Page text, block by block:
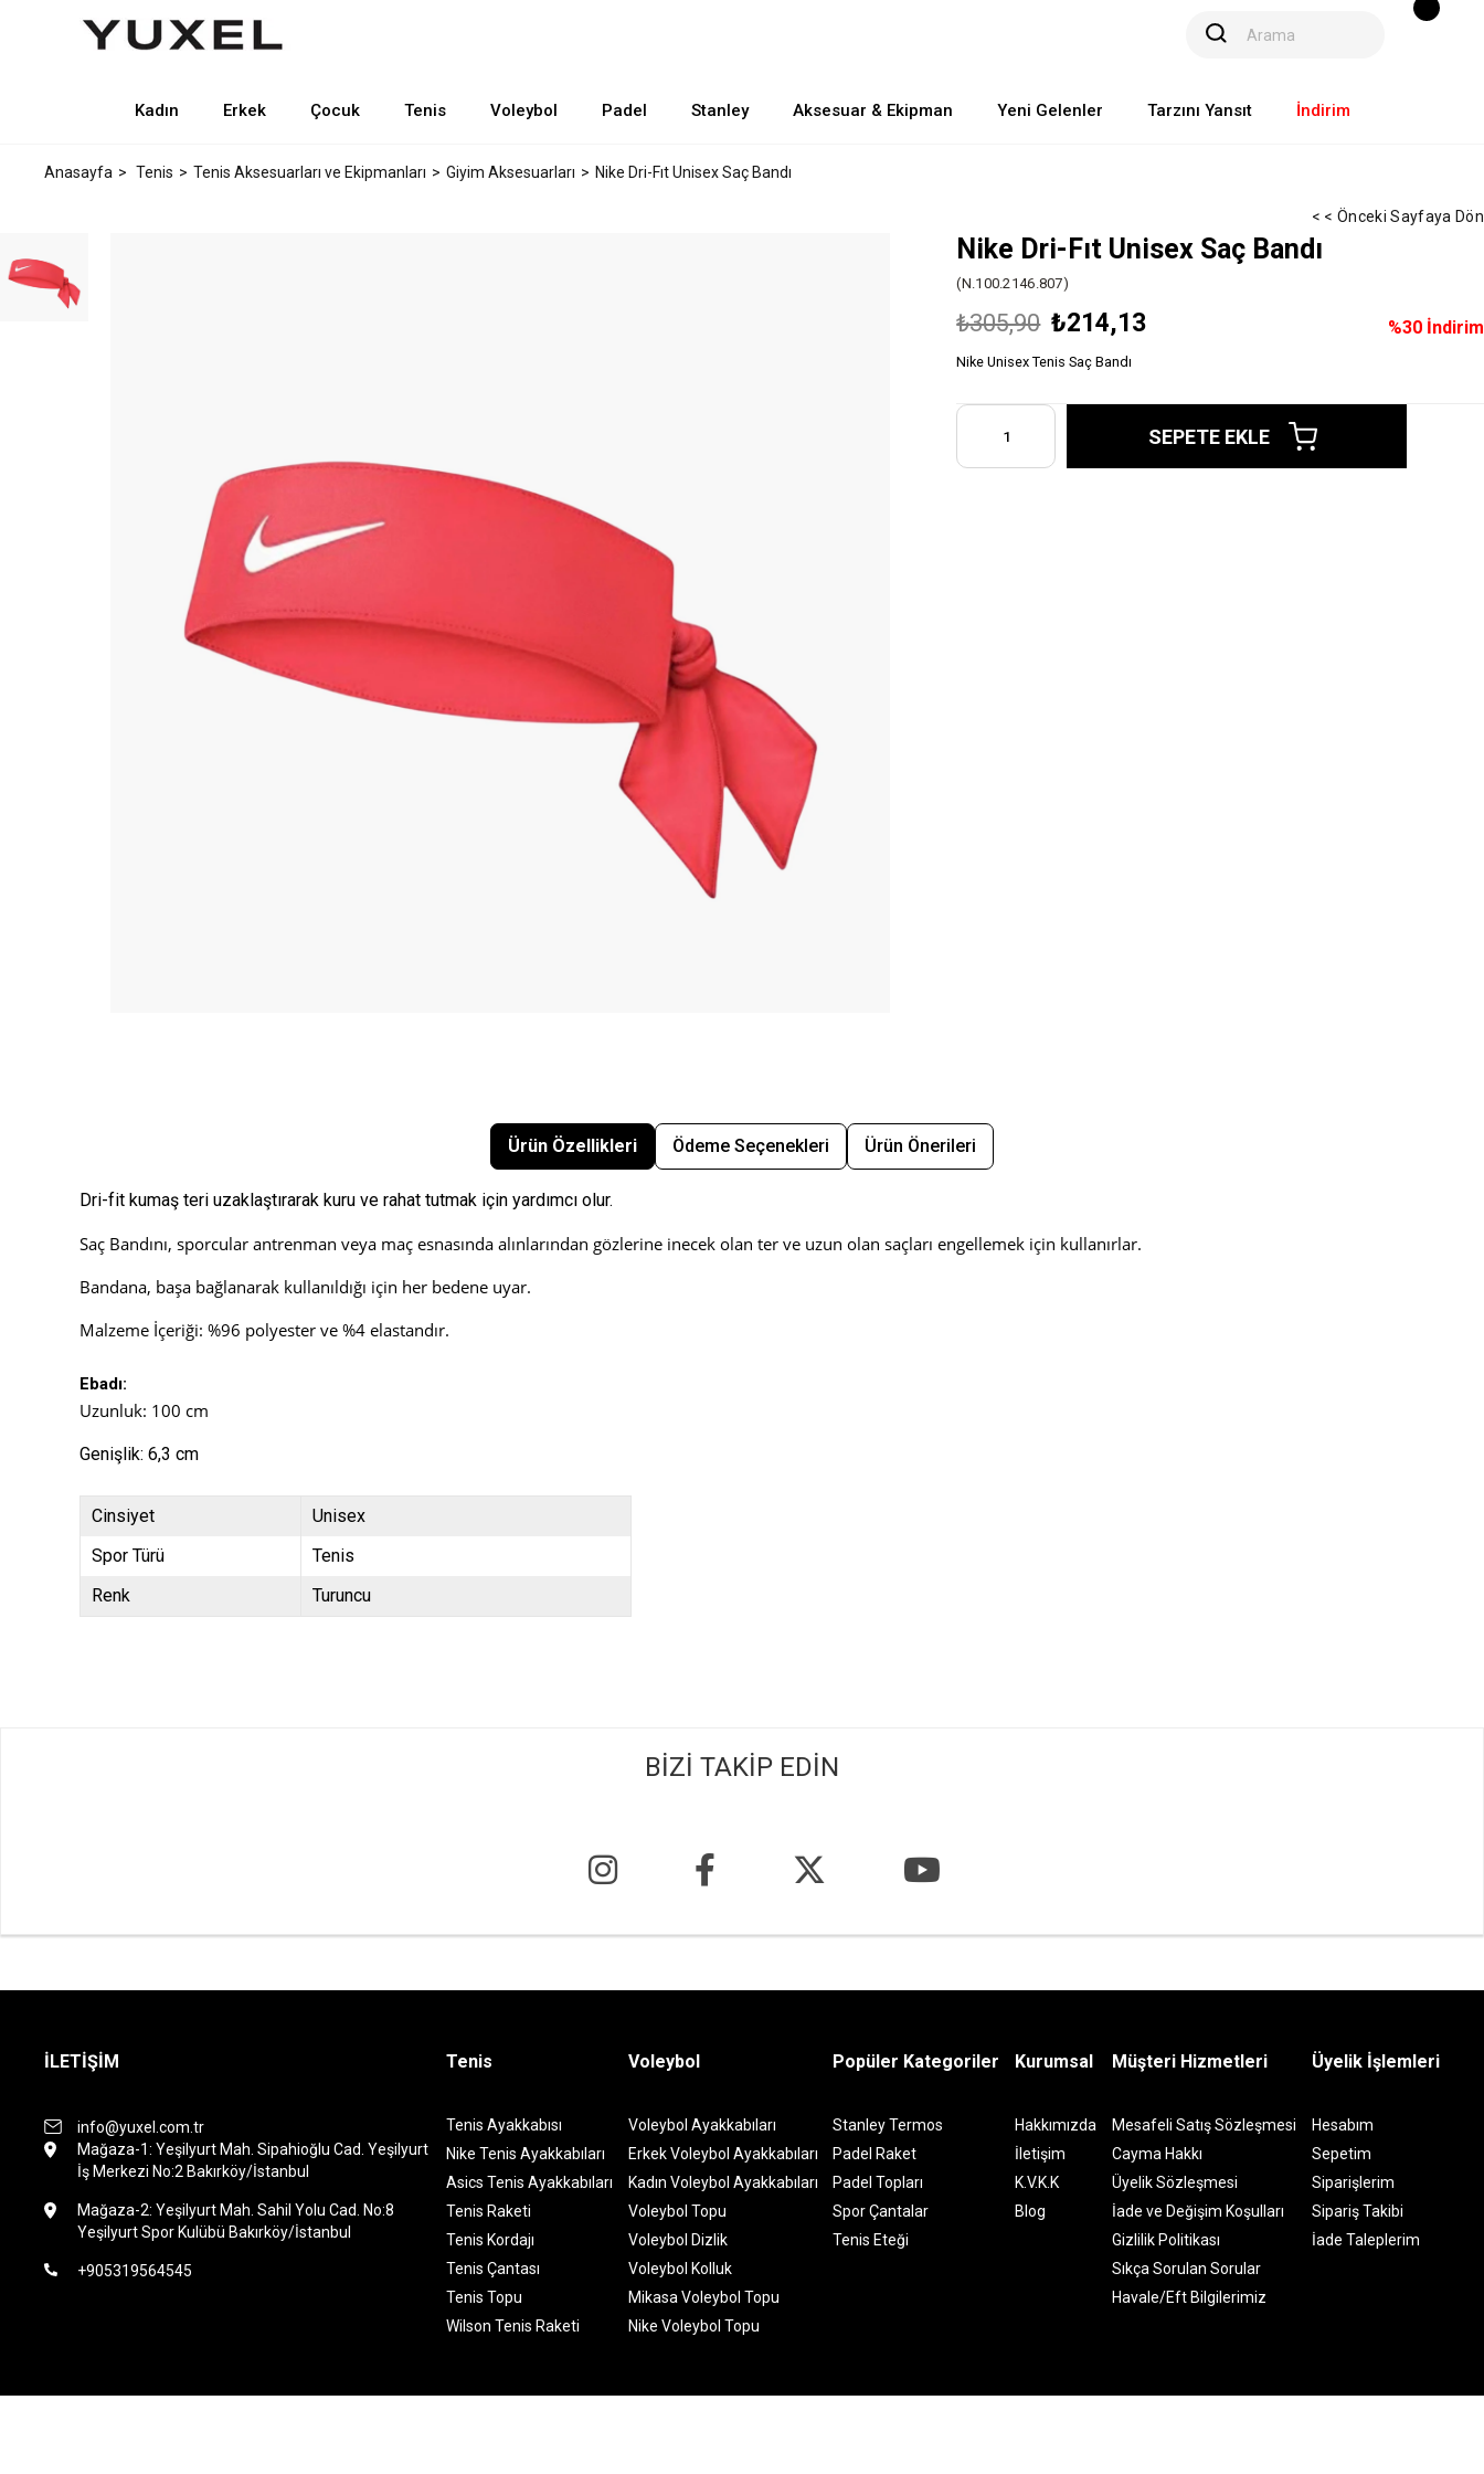
Kadın Erkek Çocuk Tenis Voleybol Padel Stanley Aksesuar & Ekipman Yeni Gelenler Tarzını Yansıt İndirim
Anasayfa Tenis Tenis Aksesuarları ve Ekipmanları Giyim Aksesuarları Nike Dri-Fıt Unisex Saç Bandı
< < Önceki Sayfaya Dön
Nike Dri-Fıt Unisex Saç Bandı
(N.100.2146.807)
%30İndirim
₺305,90 ₺214,13
Nike Unisex Tenis Saç Bandı
Ürün Özellikleri Ödeme Seçenekleri Ürün Önerileri
Dri-fit kumaş teri uzaklaştırarak kuru ve rahat tutmak için yardımcı olur.
Saç Bandını, sporcular antrenman veya maç esnasında alınlarından gözlerine inecek olan ter ve uzun olan saçları engellemek için kullanırlar.
Bandana, başa bağlanarak kullanıldığı için her bedene uyar.
Malzeme İçeriği: %96 polyester ve %4 elastandır.
Ebadı:
Uzunluk: 100 cm
Genişlik: 6,3 cm
Cinsiyet
Unisex
Spor Türü
Tenis
Renk
Turuncu
BİZİ TAKİP EDİN
İLETİŞİM
info@yuxel.com.tr
Mağaza-1: Yeşilyurt Mah. Sipahioğlu Cad. Yeşilyurt
İş Merkezi No:2 Bakırköy/İstanbul
Mağaza-2: Yeşilyurt Mah. Sahil Yolu Cad. No:8
Yeşilyurt Spor Kulübü Bakırköy/İstanbul
+905319564545
Tenis
Tenis Ayakkabısı
Nike Tenis Ayakkabıları
Asics Tenis Ayakkabıları
Tenis Raketi
Tenis Kordajı
Tenis Çantası
Tenis Topu
Wilson Tenis Raketi
Voleybol
Voleybol Ayakkabıları
Erkek Voleybol Ayakkabıları
Kadın Voleybol Ayakkabıları
Voleybol Topu
Voleybol Dizlik
Voleybol Kolluk
Mikasa Voleybol Topu
Nike Voleybol Topu
Popüler Kategoriler
Stanley Termos
Padel Raket
Padel Topları
Spor Çantalar
Tenis Eteği
Kurumsal
Hakkımızda
İletişim
K.V.K.K
Blog
Müşteri Hizmetleri
Mesafeli Satış Sözleşmesi
Cayma Hakkı
Üyelik Sözleşmesi
İade ve Değişim Koşulları
Gizlilik Politikası
Sıkça Sorulan Sorular
Havale/Eft Bilgilerimiz
Üyelik İşlemleri
Hesabım
Sepetim
Siparişlerim
Sipariş Takibi
İade Taleplerim